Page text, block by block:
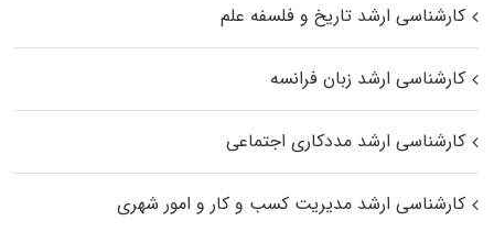
کارشناسی ارشد تاریخ و فلسفه علم
کارشناسی ارشد زبان فرانسه
کارشناسی ارشد مددکاری اجتماعی
کارشناسی ارشد مدیریت کسب و کار و امور شهری